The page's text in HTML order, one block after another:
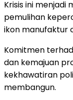
Krisis ini
pemulihan
ikon manufaktur
Komitmen
dan kemajuan
kekhawatiran
membangun.